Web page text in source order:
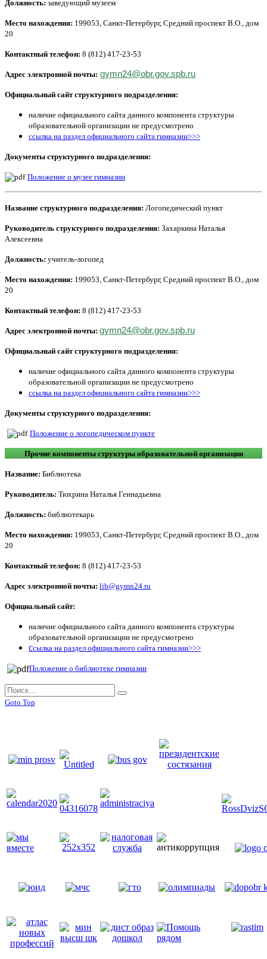
Должность: заведующий музеем
Место нахождения: 199053, Санкт-Петербург, Средний проспект В.О., дом
20
Контактный телефон: 8 (812) 417-23-53
Адрес электронной почты: gymn24@obr.gov.spb.ru
Официальный сайтструктурного подразделения:
наличие официального сайта данного компонента структуры
образовательной организации не предусмотрено
ссылка на раздел официального сайта гимназии>>>
Документы структурного подразделения:
Положение о музее гимназии
Название структурного подразделения: Логопедический пункт
Руководитель структурного подразделения: Захаркина Наталья
Алексеевна
Должность: учитель-логопед
Место нахождения: 199053, Санкт-Петербург, Средний проспект В.О., дом
20
Контактный телефон: 8 (812) 417-23-53
Адрес электронной почты: gymn24@obr.gov.spb.ru
Официальный сайтструктурного подразделения:
наличие официального сайта данного компонента структуры
образовательной организации не предусмотрено
ссылка на раздел официального сайта гимназии>>>
Документы структурного подразделения:
Положение о логопедическом пункте
Прочие компоненты структуры образовательной организации
Название: Библиотека
Руководитель: Тюхрина Наталья Геннадьевна
Должность: библиотекарь
Место нахождения: 199053, Санкт-Петербург, Средний проспект В.О., дом
20
Контактный телефон: 8 (812) 417-23-53
Адрес электронной почты: lib@gymn24.ru
Официальный сайт:
наличие официального сайта данного компонента структуры
образовательной организации не предусмотрено
ссылка на раздел официального сайта гимназии>>>
Положение о библиотеке гимназии
Goto Top